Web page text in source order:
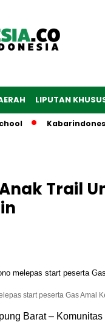
LIPUTAN
Trail
start peserta Gas Amal
Barat –